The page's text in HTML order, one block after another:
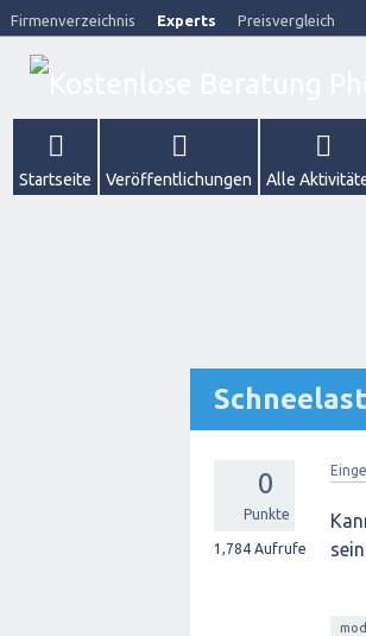
Firmenverzeichnis Experts Preisvergleich
Startseite Veröffentlichungen Alle
0
Punkte
1,784 Aufrufe